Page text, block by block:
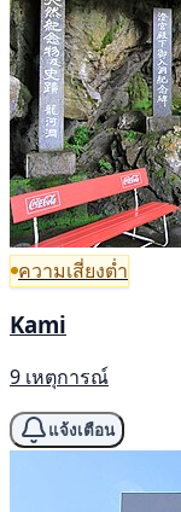
ความเสี่ยงต่ำ
Kami
9 เหตุการณ์
แจ้งเตือน